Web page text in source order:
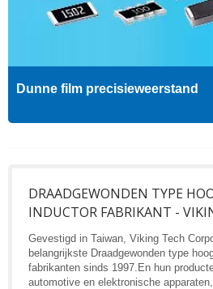
Dunne film precisieweerstand
DRAADGEWONDEN TYPE
INDUCTOR FABRIKANT -
Gevestigd in Taiwan, Viking Tech
belangrijkste Draadgewonden type
fabrikanten sinds 1997.En hun
automotive en elektronische